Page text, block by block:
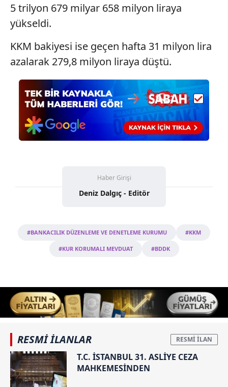
5 trilyon 679 milyar 658 milyon liraya
yükseldi.
KKM bakiyesi ise geçen hafta 31 milyon lira
azalarak 279,8 milyon liraya düştü.
Haber Girişi
Deniz Dalgıç - Editör
#BANKACILIK DÜZENLEME VE DENETLEME KURUMU #KKM
#KUR KORUMALI MEVDUAT #BDDK
RESMİ İLANLAR
T.C. İSTANBUL 31. ASLİYE CEZA
MAHKEMESİNDEN